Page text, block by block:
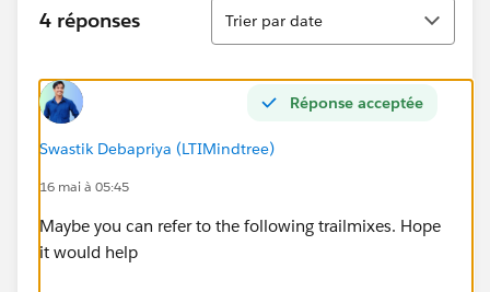
4 réponses
Tri
Trier par date
Réponse acceptée
Swastik Debapriya (LTIMindtree)
16 mai à 05:45
Maybe you can refer to the following trailmixes. Hope
it would help